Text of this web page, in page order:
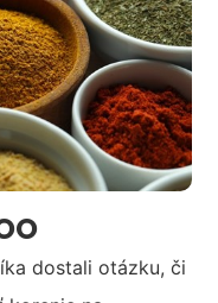
dostali otázku, či